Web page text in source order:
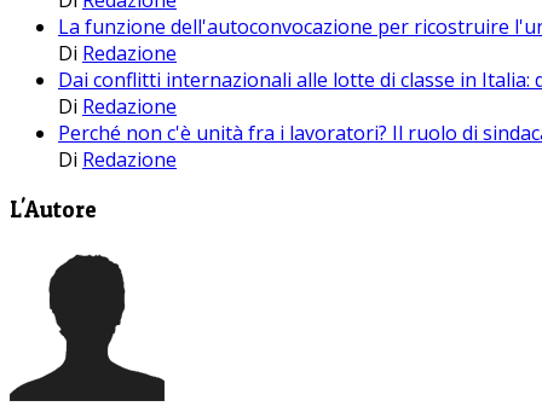
La funzione dell'autoconvocazione per ricostruire
Di Redazione
Dai conflitti internazionali alle lotte di classe in
Di Redazione
Perché non c'è unità fra i lavoratori? Il ruolo di
Di Redazione
L'Autore